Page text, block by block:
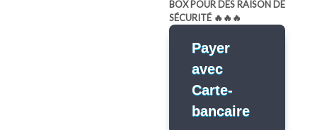
BOX POUR DES RAISON DE
SÉCURITÉ 🔥🔥🔥
Payer
avec
Carte-
bancaire